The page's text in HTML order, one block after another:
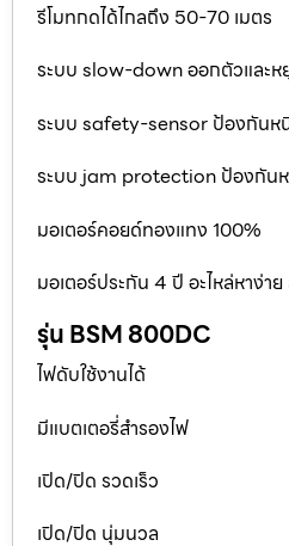
รีโมทกดได้ไกลถึง 50-70 เมตร
ระบบ slow-down ออกตัวและห
ระบบ safety-sensor ป้องกันห
ระบบ jam protection ป้องกันห
มอเตอร์คอยด์ทองแทง 100%
มอเตอร์ประกัน 4 ปี อะไหล่หาง่า
รุ่น BSM 800DC
ไฟดับใช้งานได้
มีแบตเตอรี่สำรองไฟ
เปิด/ปิด รวดเร็ว
เปิด/ปิด นุ่มนวล